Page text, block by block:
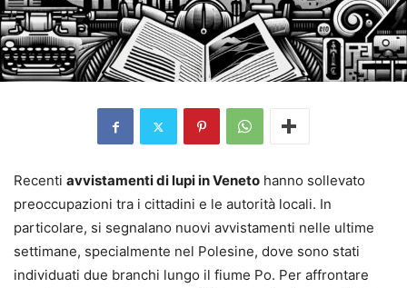
Recenti avvistamenti di lupi in Veneto hanno sollevato
preoccupazioni tra i cittadini e le autorità locali. In
particolare, si segnalano nuovi avvistamenti nelle ultime
settimane, specialmente nel Polesine, dove sono stati
individuati due branchi lungo il fiume Po. Per affrontare